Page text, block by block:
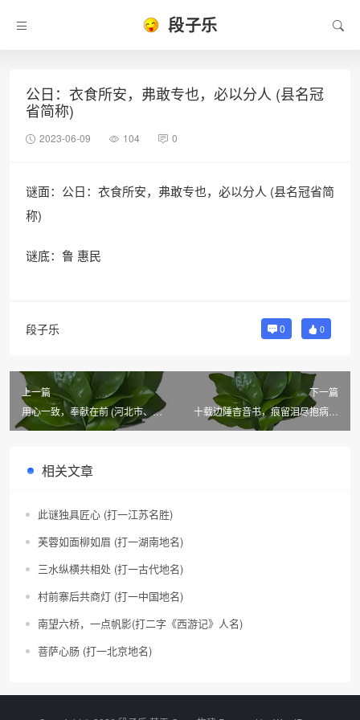
段子乐
公日：衣食所安，弗敢专也，必以分人 (县名冠
省简称)
2023-06-09 104 0
谜面：公日：衣食所安，弗敢专也，必以分人 (县名冠省简
称)
谜底：鲁 惠民
段子乐 0 0
上一篇
用心一致，奉献在前 (河北市、县
名)
下一篇
十载边陲杳音书，痕留泪尽抱病去
相关文章
此谜独具匠心 (打一江苏名胜)
芙蓉如面柳如眉 (打一湖南地名)
三水纵横共相处 (打一古代地名)
村前寨后共商灯 (打一中国地名)
南望六桥，一点帆影(打二字《西游记》人名)
菩萨心肠 (打一北京地名)